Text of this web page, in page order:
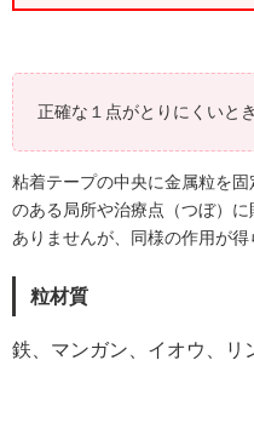
正確な１点がとりにくいと
粘着テープの中央に金属粒を
のある局所や治療点（つぼ）
ありませんが、同様の作用が得
粒材質
鉄、マンガン、イオウ、リ